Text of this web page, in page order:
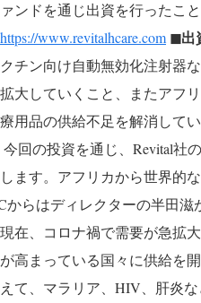
ンドを通じ出資を行ったこ
https://www.revitalhcare.com ◼︎出
チン向け自動無効化注射器
大していくこと、またアフ
用品の供給不足を解消して
今回の投資を通じ、Revital社
ます。アフリカから世界的
からはディレクターの半田滋
在、コロナ禍で需要が急拡
高まっている国々に供給を
て、マラリア、HIV、肝炎